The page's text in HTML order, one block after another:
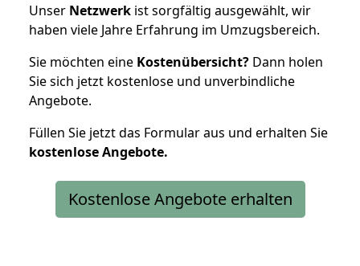
Unser Netzwerk ist sorgfältig ausgewählt, wir
haben viele Jahre Erfahrung im Umzugsbereich.
Sie möchten eine Kostenübersicht? Dann holen
Sie sich jetzt kostenlose und unverbindliche
Angebote.
Füllen Sie jetzt das Formular aus und erhalten Sie
kostenloseAngebote.
Kostenlose Angebote erhalten